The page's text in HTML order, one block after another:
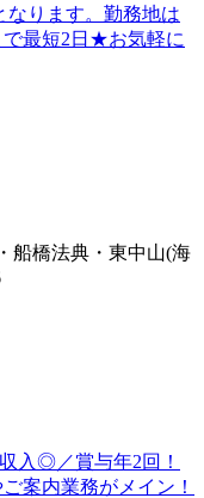
ります。勤務地は
で最短2日★お気軽に
船橋法典・東中山(海
入◎／賞与年2回！
案内業務がメイン！